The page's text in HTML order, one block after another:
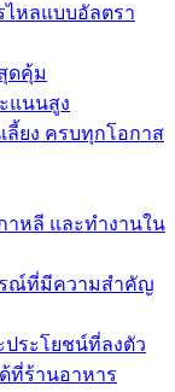
ไหลแบบอัลตรา
ดคุ้ม
แนนสูง
ลี้ยง ครบทุกโอกาส
าหลี และทำงานใน
รณ์ที่มีความสำคัญ
ระโยชน์ที่ลงตัว
ที่ร้านอาหาร